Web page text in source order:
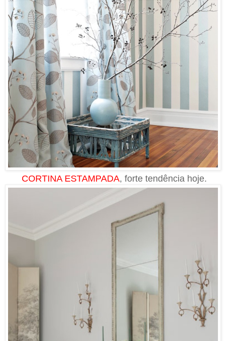
CORTINA ESTAMPADA, forte tendência hoje.